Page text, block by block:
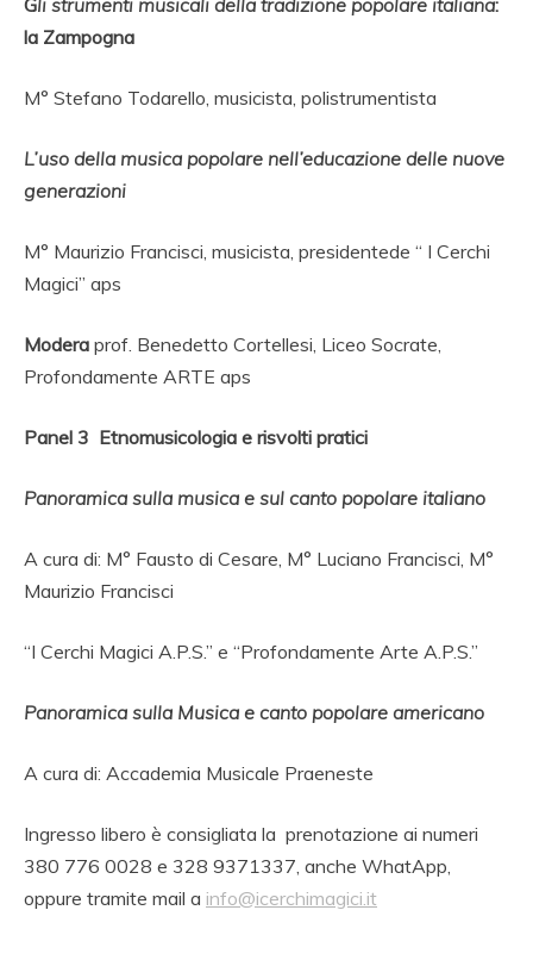
Gli strumenti musicali della tradizione popolare italiana:
la Zampogna
M° Stefano Todarello, musicista, polistrumentista
L’uso della musica popolare nell’educazione delle nuove
generazioni
M° Maurizio Francisci, musicista, presidentede “ I Cerchi
Magici” aps
Modera prof. Benedetto Cortellesi, Liceo Socrate,
Profondamente ARTE aps
Panel 3 Etnomusicologia e risvolti pratici
Panoramica sulla musica e sul canto popolare italiano
A cura di: M° Fausto di Cesare, M° Luciano Francisci, M°
Maurizio Francisci
“I Cerchi Magici A.P.S.” e “Profondamente Arte A.P.S.”
Panoramica sulla Musica e canto popolare americano
A cura di: Accademia Musicale Praeneste
Ingresso libero è consigliata la prenotazione ai numeri
380 776 0028 e 328 9371337, anche WhatApp,
oppure tramite mail a info@icerchimagici.it